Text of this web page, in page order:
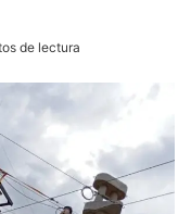
de lectura